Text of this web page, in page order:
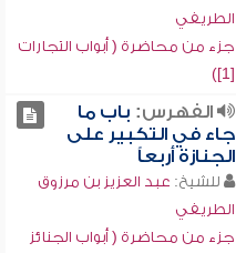
الطريفي
جزء من محاضرة ( أبواب التجارات
[1])
الفهرس: باب ما
جاء في التكبير على
الجنازة أربعاً
للشيخ: عبد العزيز بن مرزوق
الطريفي
جزء من محاضرة ( أبواب الجنائز